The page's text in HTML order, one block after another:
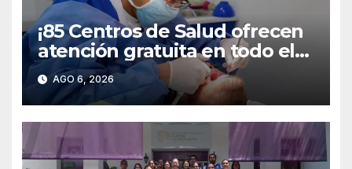
¡85 Centros de Salud ofrecen
atención gratuita en todo el
territorio estatal!
AGO 6, 2026